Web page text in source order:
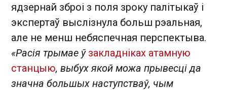
ядзернай зброі з поля зроку палітыкаў і
экспертаў выслізнула больш рэальная,
але не менш небяспечная перспектыва.
«Расія трымае ў закладніках атамную
станцыю, выбух якой можа прывесці да
значна большых наступстваў, чым